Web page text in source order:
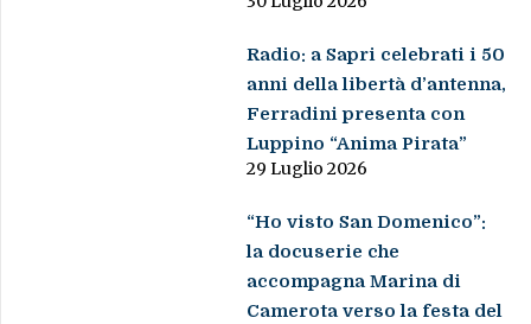
Radio: a Sapri celebrati i 50
anni della libertà d’antenna,
Ferradini presenta con
Luppino “Anima Pirata”
29 Luglio 2026
“Ho visto San Domenico”:
la docuserie che
accompagna Marina di
Camerota verso la festa del